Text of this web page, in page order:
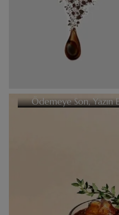
Ödemeye Son, Yazın